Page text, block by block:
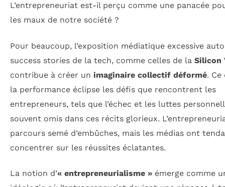
L’entrepreneuriat est-il perçu comme une panacée
les maux de notre société ?
Pour beaucoup, l’exposition médiatique excessive
success stories de la tech, comme celles de la Silicon
contribue à créer un imaginaire collectif déformé.
la performance éclipse les défis que rencontrent les
entrepreneurs, tels que l’échec et les luttes
souvent omis dans ces récits glorieux.
parcours semé d’embûches, mais les médias ont
concentrer sur les réussites éclatantes.
La notion d’« entrepreneurialisme » émerge comme